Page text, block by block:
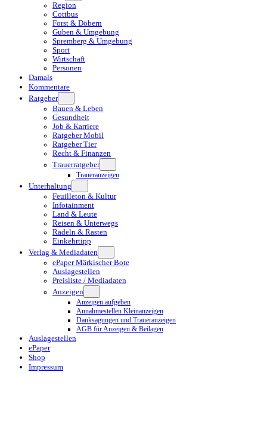
Region
Cottbus
Forst & Döbern
Guben & Umgebung
Spremberg & Umgebung
Sport
Wirtschaft
Personen
Damals
Kommentare
Ratgeber
Bauen & Leben
Gesundheit
Job & Karriere
Ratgeber Mobil
Ratgeber Tier
Recht & Finanzen
Trauerratgeber
Traueranzeigen
Unterhaltung
Feuilleton & Kultur
Infotainment
Land & Leute
Reisen & Unterwegs
Radeln & Rasten
Einkehrtipp
Verlag & Mediadaten
ePaper Märkischer Bote
Auslagestellen
Preisliste / Mediadaten
Anzeigen
Anzeigen aufgeben
Annahmestellen Kleinanzeigen
Danksagungen und Traueranzeigen
AGB für Anzeigen & Beilagen
Auslagestellen
ePaper
Shop
Impressum